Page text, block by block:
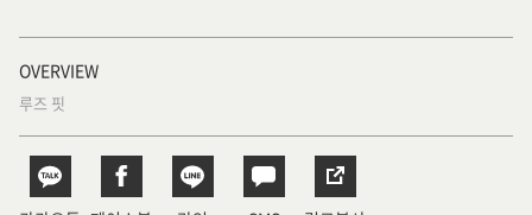
OVERVIEW
루즈 핏